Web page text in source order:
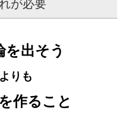
が必要
を出そう
りも
作ること